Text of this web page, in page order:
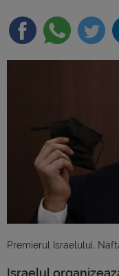
Premierul Israelului,
Israelul